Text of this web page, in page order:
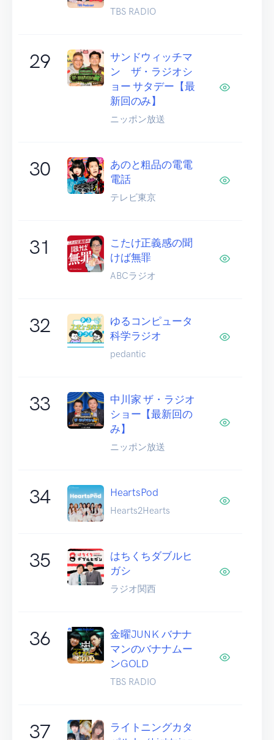
TBS RADIO
29
サンドウィッチマ
ン ザ・ラジオシ
ョー サタデー【最
新回のみ】
ニッポン放送
30
あのと粗品の電電
電話
テレビ東京
31
こたけ正義感の聞
けば無罪
ABCラジオ
32
ゆるコンピュータ
科学ラジオ
pedantic
33
中川家 ザ・ラジオ
ショー【最新回の
み】
ニッポン放送
34 HeartsPod
Hearts2Hearts
35
はちくちダブルヒ
ガシ
ラジオ関西
36
金曜JUNK バナナ
マンのバナナムー
ンGOLD
TBS RADIO
37
ライトニングカタ